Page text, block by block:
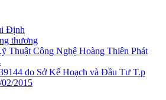
Định
thương
Thuật Công Nghệ Hoàng Thiên Phát
do Sở Kế Hoạch và Đầu Tư T.p
2015